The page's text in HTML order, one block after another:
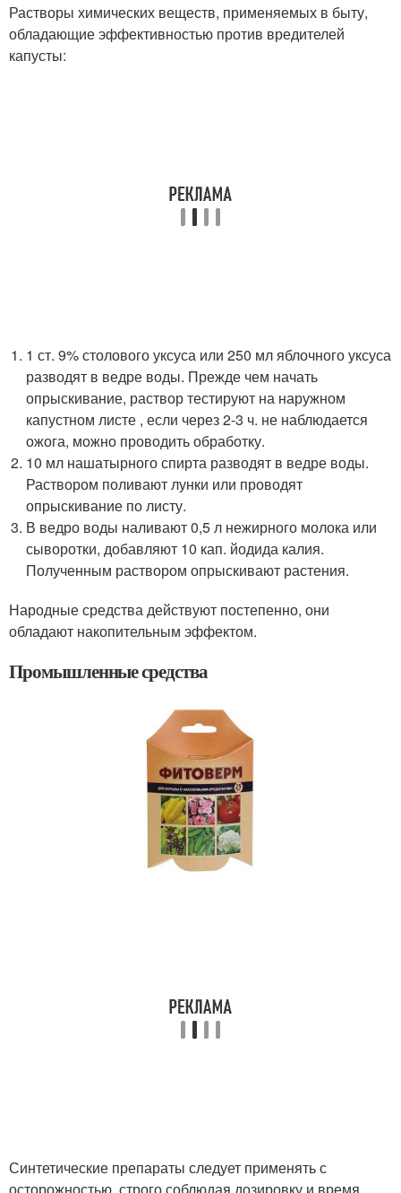
Растворы химических веществ, применяемых в быту,
обладающие эффективностью против вредителей
капусты:
1 ст. 9% столового уксуса или 250 мл яблочного уксуса
разводят в ведре воды. Прежде чем начать
опрыскивание, раствор тестируют на наружном
капустном листе , если через 2-3 ч. не наблюдается
ожога, можно проводить обработку.
10 мл нашатырного спирта разводят в ведре воды.
Раствором поливают лунки или проводят
опрыскивание по листу.
В ведро воды наливают 0,5 л нежирного молока или
сыворотки, добавляют 10 кап. йодида калия.
Полученным раствором опрыскивают растения.
Народные средства действуют постепенно, они
обладают накопительным эффектом.
Промышленные средства
Синтетические препараты следует применять с
осторожностью, строго соблюдая дозировку и время